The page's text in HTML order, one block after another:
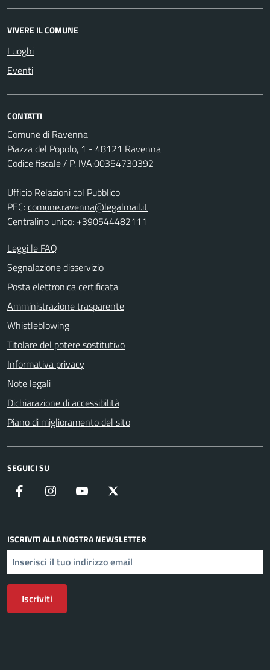
VIVERE IL COMUNE
Luoghi
Eventi
CONTATTI
Comune di Ravenna
Piazza del Popolo, 1 - 48121 Ravenna
Codice fiscale / P. IVA:00354730392
Ufficio Relazioni col Pubblico
PEC:comune.ravenna@legalmail.it
Centralino unico: +390544482111
Leggi le FAQ
Segnalazione disservizio
Posta elettronica certificata
Amministrazione trasparente
Whistleblowing
Titolare del potere sostitutivo
Informativa privacy
Note legali
Dichiarazione di accessibilità
Piano di miglioramento del sito
SEGUICI SU
Facebook Instagram YouTube
ISCRIVITI ALLA NOSTRA NEWSLETTER